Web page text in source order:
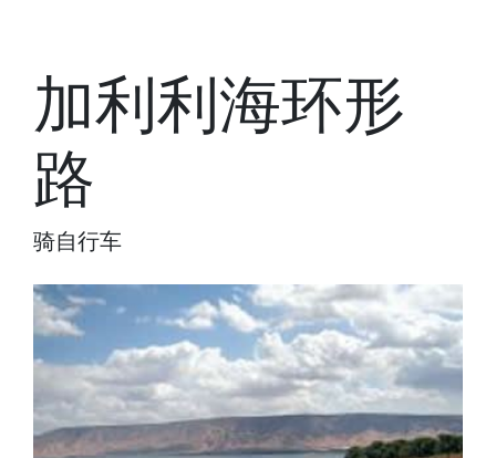
加利利海环形
路
骑自行车